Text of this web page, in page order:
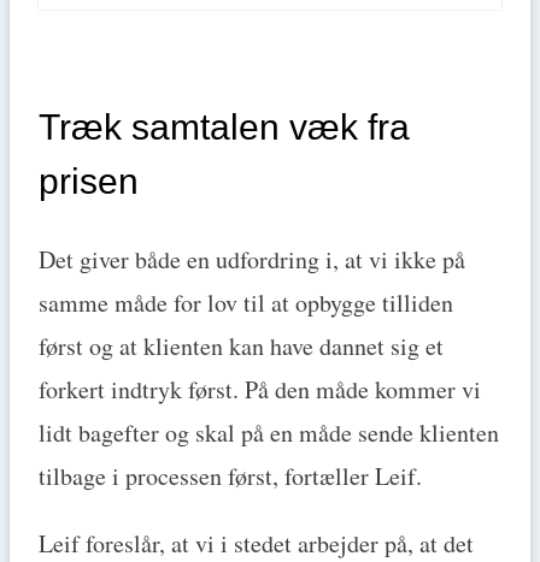
Træk samtalen væk fra
prisen
Det giver både en udfordring i, at vi ikke på
samme måde for lov til at opbygge tilliden
først og at klienten kan have dannet sig et
forkert indtryk først. På den måde kommer vi
lidt bagefter og skal på en måde sende klienten
tilbage i processen først, fortæller Leif.
Leif foreslår, at vi i stedet arbejder på, at det